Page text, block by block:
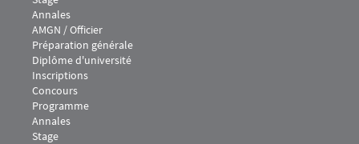
Annales
Menu footer IEJ 5
AMGN / Officier
Préparation générale
Diplôme d'université
Inscriptions
Concours
Programme
Annales
Stage